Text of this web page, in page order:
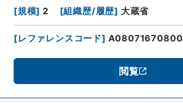
[規模] 2 [組織歴/履歴] 大蔵省
[レファレンスコード] A08071670800
閲覧